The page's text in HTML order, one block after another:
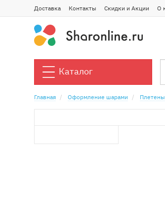
Доставка Контакты Скидки и Акции О
Каталог
Главная Оформление шарами